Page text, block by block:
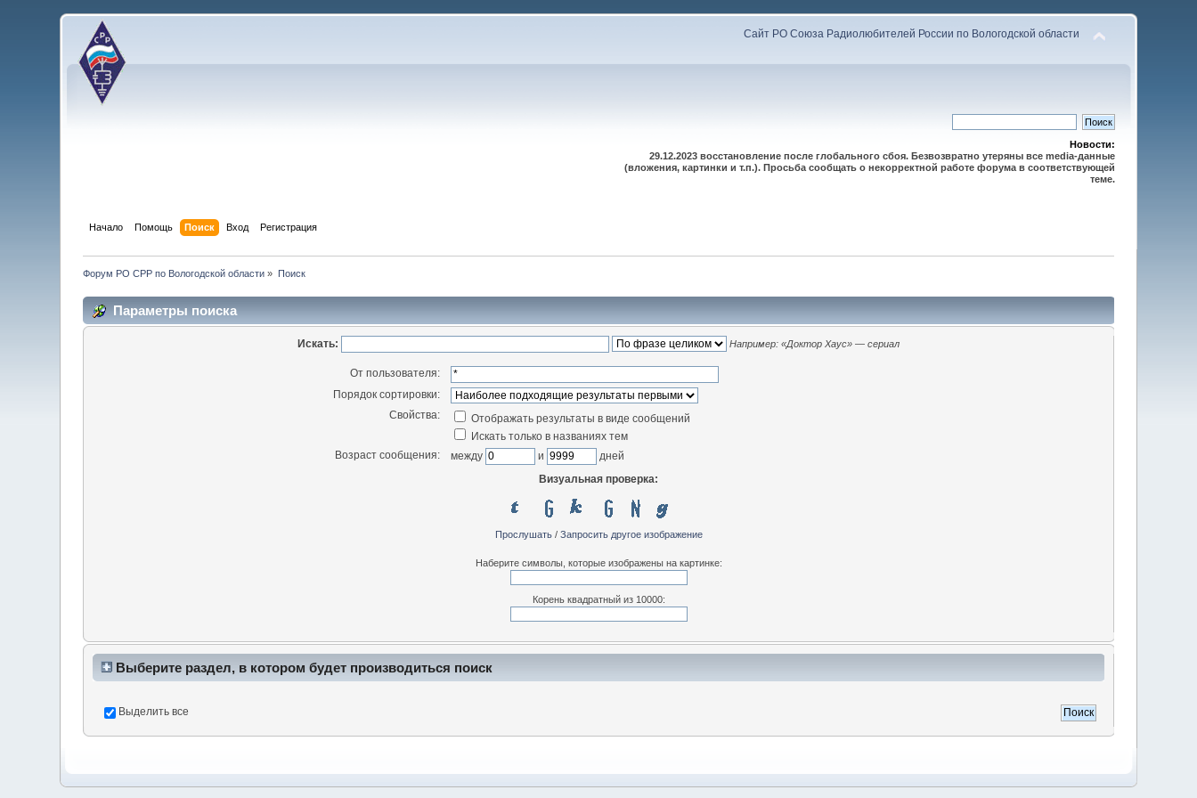
Сайт РО Союза Радиолюбителей России по Вологодской области
Новости:
29.12.2023 восстановление после глобального сбоя. Безвозвратно утеряны все media-данные
(вложения, картинки и т.п.). Просьба сообщать о некорректной работе форума в соответствующей
теме.
Начало Помощь Поиск Вход Регистрация
Форум РО СРР по Вологодской области » Поиск
Параметры поиска
Искать: Например: «Доктор Хаус» — сериал
От пользователя:
Порядок сортировки:
Свойства:
Отображать результаты в виде сообщений
Искать только в названиях тем
Возраст сообщения:
между и
дней
Визуальная проверка:
Прослушать/ Запросить другое изображение
Наберите символы, которые изображены на картинке:
Корень квадратный из 10000:
Выберите раздел, в котором будет производиться поиск
Выделить все